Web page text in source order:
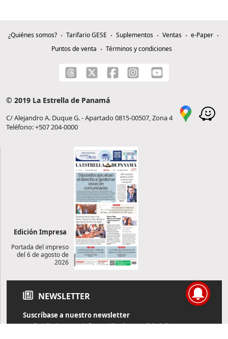
¿Quiénes somos? Tarifario GESE Suplementos Ventas
e-Paper
Puntos de venta
Términos y condiciones
© 2019 La Estrella de Panamá
C/ Alejandro A. Duque G. - Apartado 0815-00507, Zona 4
Teléfono: +507 204-0000
Edición Impresa
Portada del impreso
del 6 de agosto de
2026
NEWSLETTER
Suscríbase a nuestro newsletter
Reciba diariamente información de actualidad directamente en